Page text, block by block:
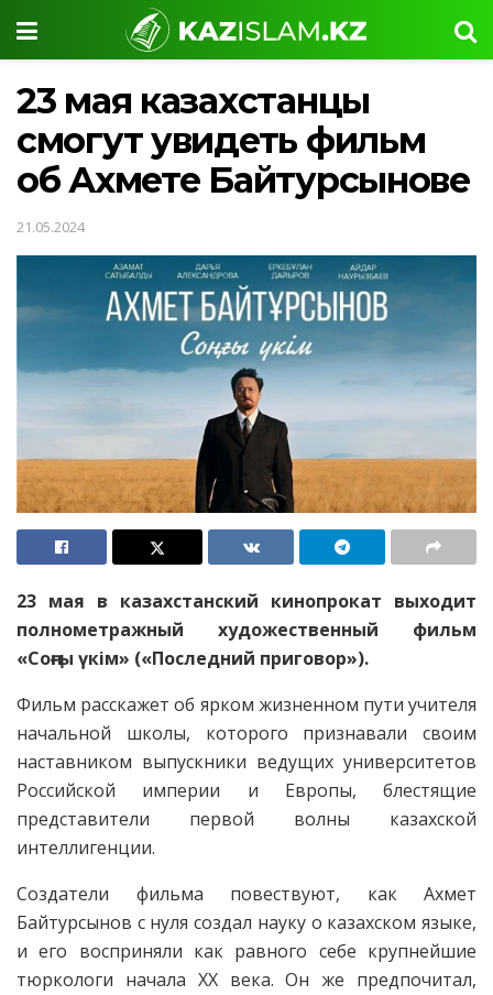
23 мая казахстанцы
смогут увидеть фильм
об Ахмете Байтурсынове
21.05.2024
23 мая в казахстанский кинопрокат выходит
полнометражный художественный фильм
«Соңғы үкім» («Последний приговор»).
Фильм расскажет об ярком жизненном пути учителя
начальной школы, которого признавали своим
наставником выпускники ведущих университетов
Российской империи и Европы, блестящие
представители первой волны казахской
интеллигенции.
Создатели фильма повествуют, как Ахмет
Байтурсынов с нуля создал науку о казахском языке,
и его восприняли как равного себе крупнейшие
тюркологи начала XX века. Он же предпочитал,